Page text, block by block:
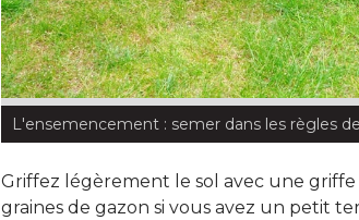
L'ensemencement : semer dans les règles
Griffez légèrement le sol avec une griffe
graines de gazon si vous avez un petit